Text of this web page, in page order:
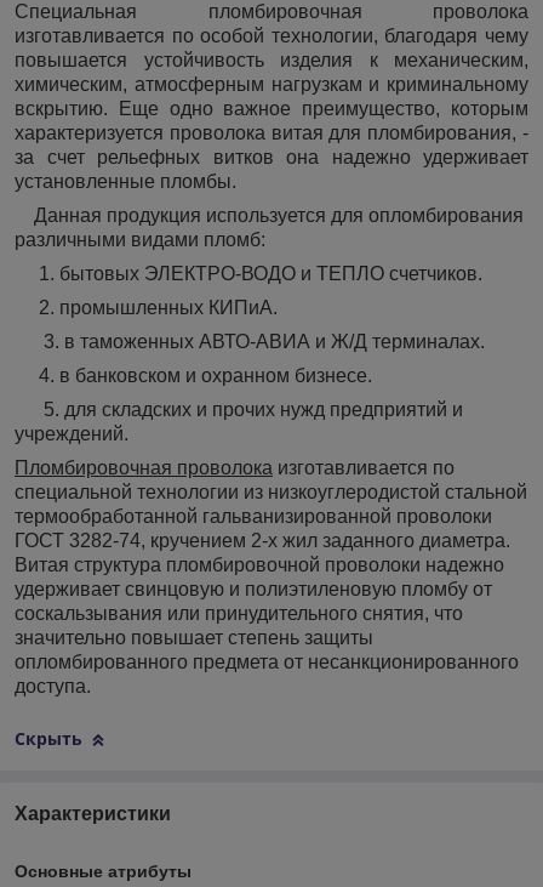
Специальная пломбировочная проволока
изготавливается по особой технологии, благодаря чему
повышается устойчивость изделия к механическим,
химическим, атмосферным нагрузкам и криминальному
вскрытию. Еще одно важное преимущество, которым
характеризуется проволока витая для пломбирования, -
за счет рельефных витков она надежно удерживает
установленные пломбы.
Данная продукция используется для опломбирования
различными видами пломб:
1. бытовых ЭЛЕКТРО-ВОДО и ТЕПЛО счетчиков.
2. промышленных КИПиА.
3. в таможенных АВТО-АВИА и Ж/Д терминалах.
4. в банковском и охранном бизнесе.
5. для складских и прочих нужд предприятий и
учреждений.
Пломбировочная проволока изготавливается по
специальной технологии из низкоуглеродистой стальной
термообработанной гальванизированной проволоки
ГОСТ 3282-74, кручением 2-х жил заданного диаметра.
Витая структура пломбировочной проволоки надежно
удерживает свинцовую и полиэтиленовую пломбу от
соскальзывания или принудительного снятия, что
значительно повышает степень защиты
опломбированного предмета от несанкционированного
доступа.
Скрыть
Характеристики
Основные атрибуты